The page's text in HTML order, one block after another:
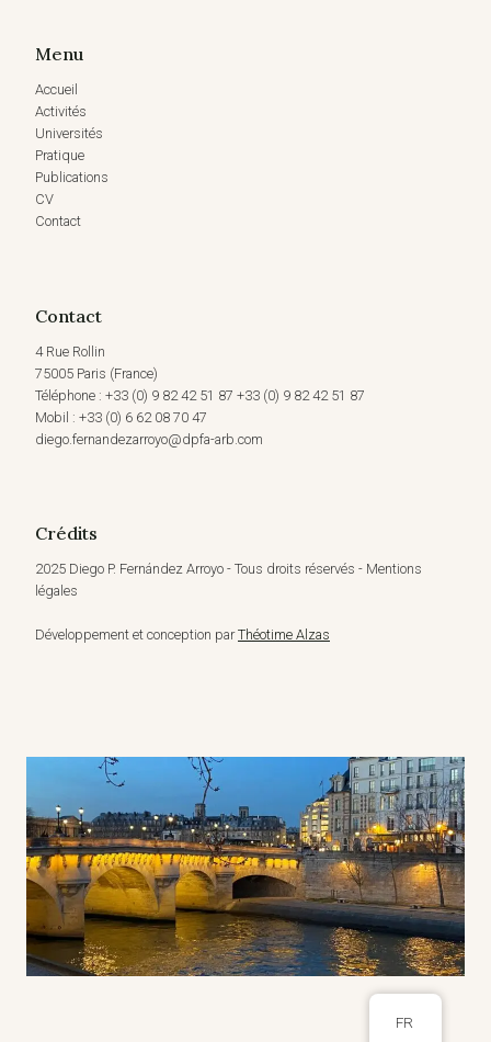
Menu
Accueil
Activités
Universités
Pratique
Publications
CV
Contact
Contact
4 Rue Rollin
75005 Paris (France)
Téléphone : +33 (0) 9 82 42 51 87 +33 (0) 9 82 42 51 87
Mobil : +33 (0) 6 62 08 70 47
diego.fernandezarroyo@dpfa-arb.com
Crédits
2025 Diego P. Fernández Arroyo - Tous droits réservés - Mentions
légales
Développement et conception parThéotime Alzas
FR